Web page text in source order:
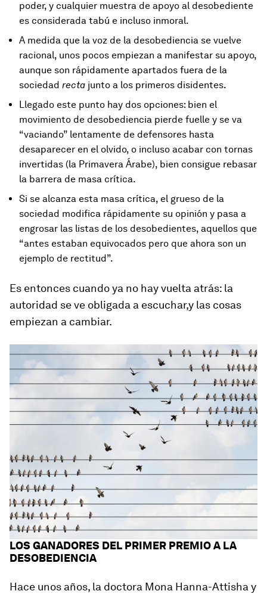
poder, y cualquier muestra de apoyo al desobediente
es considerada tabú e incluso inmoral.
A medida que la voz de la desobediencia se vuelve
racional, unos pocos empiezan a manifestar su apoyo,
aunque son rápidamente apartados fuera de la
sociedad recta junto a los primeros disidentes.
Llegado este punto hay dos opciones: bien el
movimiento de desobediencia pierde fuelle y se va
“vaciando” lentamente de defensores hasta
desaparecer en el olvido, o incluso acabar con tornas
invertidas (la Primavera Árabe), bien consigue rebasar
la barrera de masa crítica.
Si se alcanza esta masa crítica, el grueso de la
sociedad modifica rápidamente su opinión y pasa a
engrosar las listas de los desobedientes, aquellos que
“antes estaban equivocados pero que ahora son un
ejemplo de rectitud”.
Es entonces cuando ya no hay vuelta atrás: la
autoridad se ve obligada a escuchar,y las cosas
empiezan a cambiar.
LOS GANADORES DEL PRIMER PREMIO A LA
DESOBEDIENCIA
Hace unos años, la doctora Mona Hanna-Attisha y